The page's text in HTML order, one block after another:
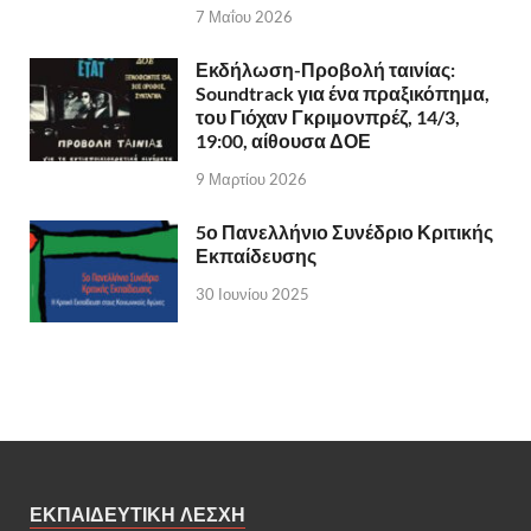
7 Μαΐου 2026
Εκδήλωση-Προβολή ταινίας:
Soundtrack για ένα πραξικόπημα,
του Γιόχαν Γκριμονπρέζ, 14/3,
19:00, αίθουσα ΔΟΕ
9 Μαρτίου 2026
5ο Πανελλήνιο Συνέδριο Κριτικής
Εκπαίδευσης
30 Ιουνίου 2025
ΕΚΠΑΙΔΕΥΤΙΚΗ ΛΕΣΧΗ